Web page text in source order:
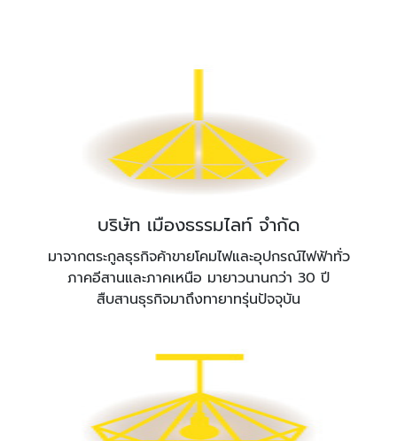
บริษัท เมืองธรรมไลท์ จำกัด
มาจากตระกูลธุรกิจค้าขายโคมไฟและอุปกรณ์ไฟฟ้าทั่ว
ภาคอีสานและภาคเหนือ มายาวนานกว่า 30 ปี
สืบสานธุรกิจมาถึงทายาทรุ่นปัจจุบัน